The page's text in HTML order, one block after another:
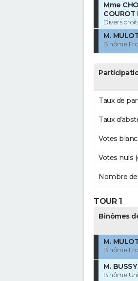
Mme
Divers
M.
Binôme
Taux de
Taux
Votes
Votes nuls
Nombre
TOUR 1
Binômes
M.
Binôme
M.
Binôme